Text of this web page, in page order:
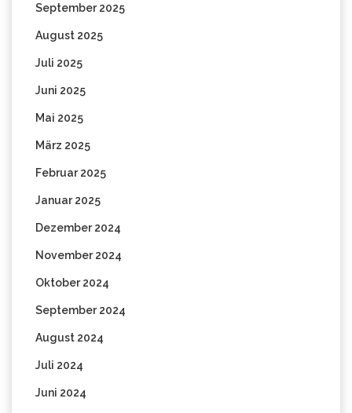
September 2025
August 2025
Juli 2025
Juni 2025
Mai 2025
März 2025
Februar 2025
Januar 2025
Dezember 2024
November 2024
Oktober 2024
September 2024
August 2024
Juli 2024
Juni 2024